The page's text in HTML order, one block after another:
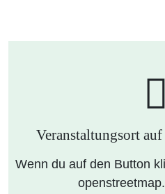
Veranstaltungsort
Wenn du auf den Button